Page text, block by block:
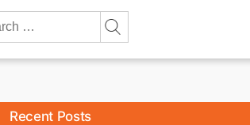
Recent Posts